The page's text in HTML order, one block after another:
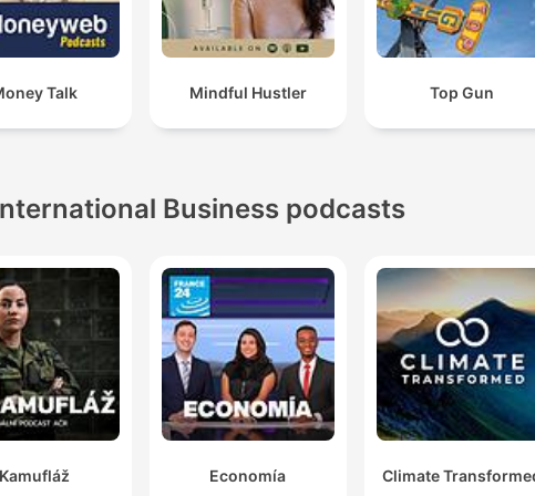
Talk Mindful Hustler Top Gun
Business podcasts
Economía Climate